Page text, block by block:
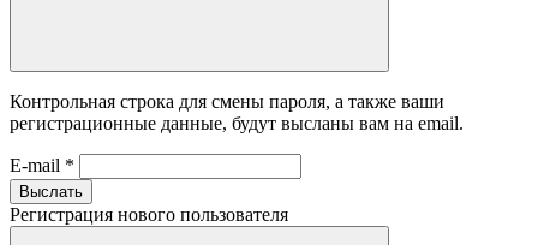
Контрольная строка для смены пароля, а также ваши
регистрационные данные, будут высланы вам на email.
E-mail *
Выслать
Регистрация нового пользователя